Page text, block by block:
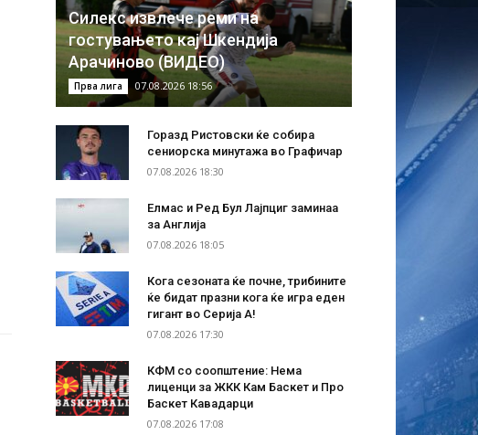
Силекс извлече реми на
гостувањето кај Шкендија
Арачиново (ВИДЕО)
Прва лига 07.08.2026 18:56
Горазд Ристовски ќе собира
сениорска минутажа во Графичар
07.08.2026 18:30
Елмас и Ред Бул Лајпциг заминаа
за Англија
07.08.2026 18:05
Кога сезоната ќе почне, трибините
ќе бидат празни кога ќе игра еден
гигант во Серија А!
07.08.2026 17:30
КФМ со соопштение: Нема
лиценци за ЖКК Кам Баскет и Про
Баскет Кавадарци
07.08.2026 17:08